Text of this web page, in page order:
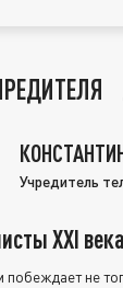
Учредитель
XXI века
не